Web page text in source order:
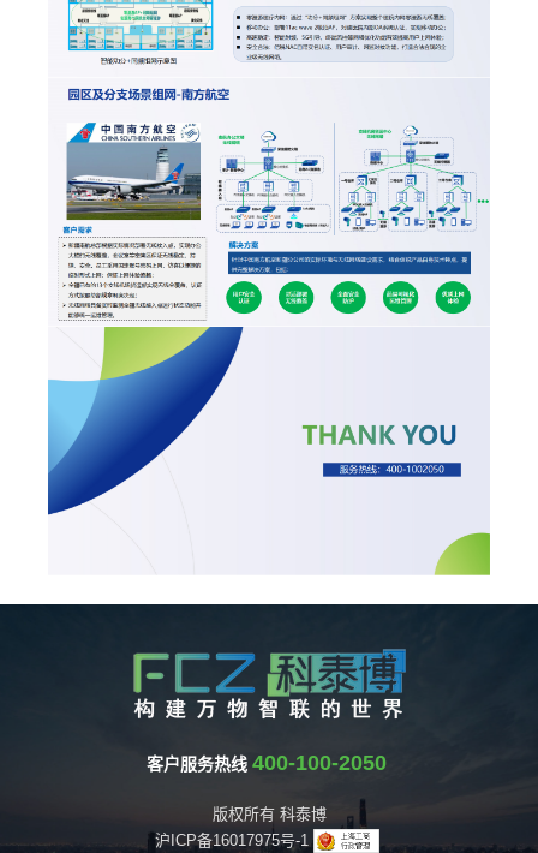
客户服务热线 400-100-2050
版权所有 科泰博
沪ICP备16017975号-1